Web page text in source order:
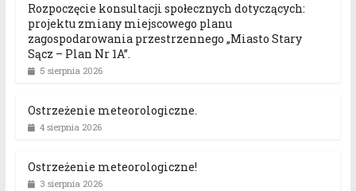
Rozpoczęcie konsultacji społecznych dotyczących:
projektu zmiany miejscowego planu
zagospodarowania przestrzennego „Miasto Stary
Sącz – Plan Nr 1A”.
5 sierpnia 2026
Ostrzeżenie meteorologiczne.
4 sierpnia 2026
Ostrzeżenie meteorologiczne!
3 sierpnia 2026